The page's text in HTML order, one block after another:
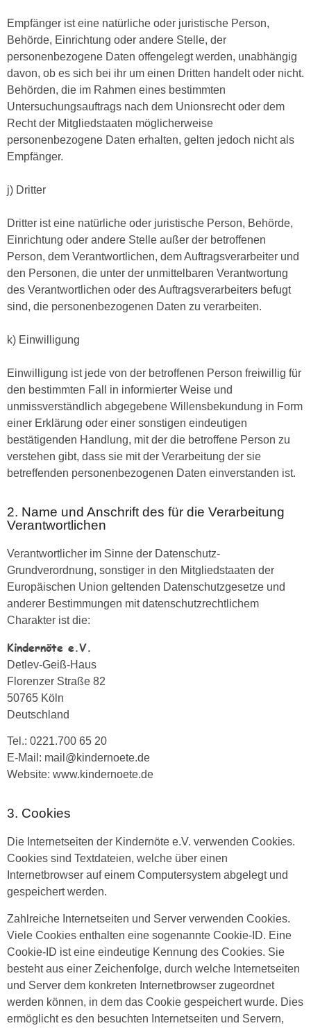
Empfänger ist eine natürliche oder juristische Person,
Behörde, Einrichtung oder andere Stelle, der
personenbezogene Daten offengelegt werden, unabhängig
davon, ob es sich bei ihr um einen Dritten handelt oder nicht.
Behörden, die im Rahmen eines bestimmten
Untersuchungsauftrags nach dem Unionsrecht oder dem
Recht der Mitgliedstaaten möglicherweise
personenbezogene Daten erhalten, gelten jedoch nicht als
Empfänger.
j) Dritter
Dritter ist eine natürliche oder juristische Person, Behörde,
Einrichtung oder andere Stelle außer der betroffenen
Person, dem Verantwortlichen, dem Auftragsverarbeiter und
den Personen, die unter der unmittelbaren Verantwortung
des Verantwortlichen oder des Auftragsverarbeiters befugt
sind, die personenbezogenen Daten zu verarbeiten.
k) Einwilligung
Einwilligung ist jede von der betroffenen Person freiwillig für
den bestimmten Fall in informierter Weise und
unmissverständlich abgegebene Willensbekundung in Form
einer Erklärung oder einer sonstigen eindeutigen
bestätigenden Handlung, mit der die betroffene Person zu
verstehen gibt, dass sie mit der Verarbeitung der sie
betreffenden personenbezogenen Daten einverstanden ist.
2. Name und Anschrift des für die Verarbeitung
Verantwortlichen
Verantwortlicher im Sinne der Datenschutz-
Grundverordnung, sonstiger in den Mitgliedstaaten der
Europäischen Union geltenden Datenschutzgesetze und
anderer Bestimmungen mit datenschutzrechtlichem
Charakter ist die:
Kindernöte e.V.
Detlev-Geiß-Haus
Florenzer Straße 82
50765 Köln
Deutschland
Tel.: 0221.700 65 20
E-Mail: mail@kindernoete.de
Website: www.kindernoete.de
3. Cookies
Die Internetseiten der Kindernöte e.V. verwenden Cookies.
Cookies sind Textdateien, welche über einen
Internetbrowser auf einem Computersystem abgelegt und
gespeichert werden.
Zahlreiche Internetseiten und Server verwenden Cookies.
Viele Cookies enthalten eine sogenannte Cookie-ID. Eine
Cookie-ID ist eine eindeutige Kennung des Cookies. Sie
besteht aus einer Zeichenfolge, durch welche Internetseiten
und Server dem konkreten Internetbrowser zugeordnet
werden können, in dem das Cookie gespeichert wurde. Dies
ermöglicht es den besuchten Internetseiten und Servern,